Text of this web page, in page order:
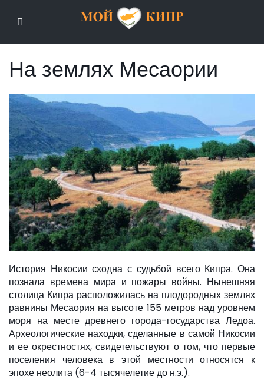
На землях Месаории
История Никосии сходна с судьбой всего Кипра. Она
познала времена мира и пожары войны. Нынешняя
столица Кипра расположилась на плодородных землях
равнины Месаория на высоте 155 метров над уровнем
моря на месте древнего города-государства Ледоа.
Археологические находки, сделанные в самой Никосии
и ее окрестностях, свидетельствуют о том, что первые
поселения человека в этой местности относятся к
эпохе неолита (6-4 тысячелетие до н.э.).